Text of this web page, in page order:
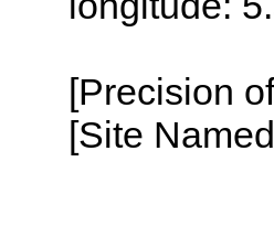
[Precision
[Site